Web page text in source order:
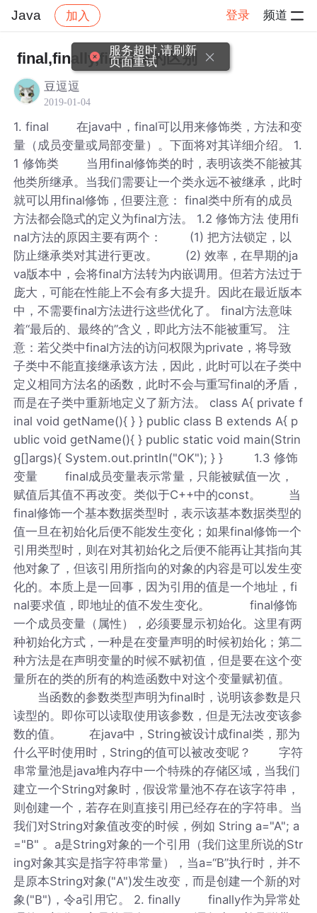
Java 加入 登录 频道
社区 Java 帖子详情
final,finally,finalize的区别
豆逗逗
2019-01-04
1. final 在java中，final可以用来修饰类，方法和变
量（成员变量或局部变量）。下面将对其详细介绍。 1.
1 修饰类 当用final修饰类的时，表明该类不能被其
他类所继承。当我们需要让一个类永远不被继承，此时
就可以用final修饰，但要注意： final类中所有的成员
方法都会隐式的定义为final方法。 1.2 修饰方法 使用fi
nal方法的原因主要有两个： (1) 把方法锁定，以
防止继承类对其进行更改。 (2) 效率，在早期的ja
va版本中，会将final方法转为内嵌调用。但若方法过于
庞大，可能在性能上不会有多大提升。因此在最近版本
中，不需要final方法进行这些优化了。 final方法意味
着“最后的、最终的”含义，即此方法不能被重写。 注
意：若父类中final方法的访问权限为private，将导致
子类中不能直接继承该方法，因此，此时可以在子类中
定义相同方法名的函数，此时不会与重写final的矛盾，
而是在子类中重新地定义了新方法。 class A{ private f
inal void getName(){ } } public class B extends A{ p
ublic void getName(){ } public static void main(Strin
g[]args){ System.out.println("OK"); } } 1.3 修饰
变量 final成员变量表示常量，只能被赋值一次，
赋值后其值不再改变。类似于C++中的const。 当
final修饰一个基本数据类型时，表示该基本数据类型的
值一旦在初始化后便不能发生变化；如果final修饰一个
引用类型时，则在对其初始化之后便不能再让其指向其
他对象了，但该引用所指向的对象的内容是可以发生变
化的。本质上是一回事，因为引用的值是一个地址，fi
nal要求值，即地址的值不发生变化。 final修饰
一个成员变量（属性），必须要显示初始化。这里有两
种初始化方式，一种是在变量声明的时候初始化；第二
种方法是在声明变量的时候不赋初值，但是要在这个变
量所在的类的所有的构造函数中对这个变量赋初值。
当函数的参数类型声明为final时，说明该参数是只
读型的。即你可以读取使用该参数，但是无法改变该参
数的值。 在java中，String被设计成final类，那为
什么平时使用时，String的值可以被改变呢？ 字符
串常量池是java堆内存中一个特殊的存储区域，当我们
建立一个String对象时，假设常量池不存在该字符串，
则创建一个，若存在则直接引用已经存在的字符串。当
我们对String对象值改变的时候，例如 String a="A"; a
="B" 。a是String对象的一个引用（我们这里所说的Str
ing对象其实是指字符串常量），当a=“B”执行时，并不
是原本String对象("A")发生改变，而是创建一个新的对
象("B")，令a引用它。 2. finally finally作为异常处
服务超时,请刷新
页面重试